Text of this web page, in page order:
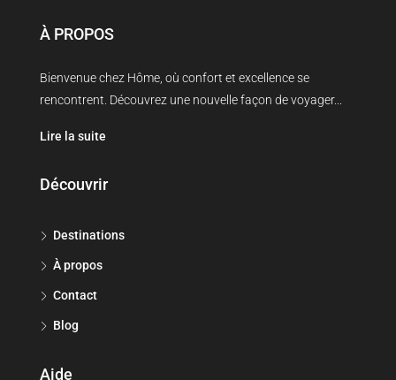
À PROPOS
Bienvenue chez Hôme, où confort et excellence se
rencontrent. Découvrez une nouvelle façon de voyager...
Lire la suite
Découvrir
Destinations
À propos
Contact
Blog
Aide